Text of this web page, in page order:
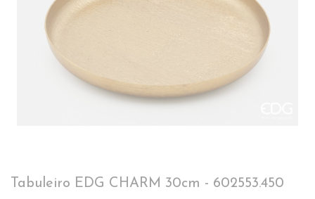
Tabuleiro EDG CHARM 30cm - 602553.450